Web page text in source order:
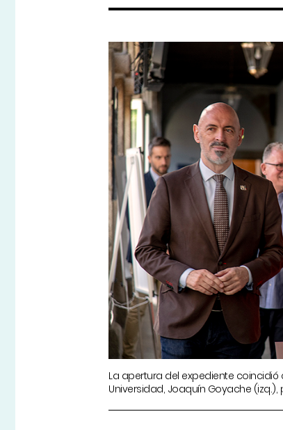
La apertura del expediente
Universidad, Joaquín Goyache (izq.),